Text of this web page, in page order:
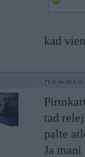
kad
26. Jan 2014,
tad
palte
Ja